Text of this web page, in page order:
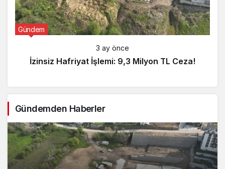
Gündem
3 ay önce
İzinsiz Hafriyat İşlemi: 9,3 Milyon TL Ceza!
Gündemden Haberler